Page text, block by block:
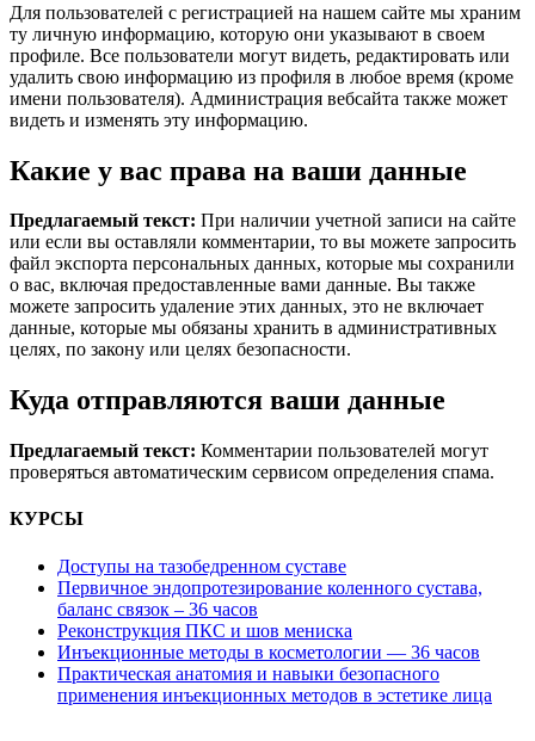
Для пользователей с регистрацией на нашем сайте мы храним
ту личную информацию, которую они указывают в своем
профиле. Все пользователи могут видеть, редактировать или
удалить свою информацию из профиля в любое время (кроме
имени пользователя). Администрация вебсайта также может
видеть и изменять эту информацию.
Какие у вас права на ваши данные
Предлагаемый текст: При наличии учетной записи на сайте
или если вы оставляли комментарии, то вы можете запросить
файл экспорта персональных данных, которые мы сохранили
о вас, включая предоставленные вами данные. Вы также
можете запросить удаление этих данных, это не включает
данные, которые мы обязаны хранить в административных
целях, по закону или целях безопасности.
Куда отправляются ваши данные
Предлагаемый текст: Комментарии пользователей могут
проверяться автоматическим сервисом определения спама.
КУРСЫ
Доступы на тазобедренном суставе
Первичное эндопротезирование коленного сустава,
баланс связок – 36 часов
Реконструкция ПКС и шов мениска
Инъекционные методы в косметологии — 36 часов
Практическая анатомия и навыки безопасного
применения инъекционных методов в эстетике лица